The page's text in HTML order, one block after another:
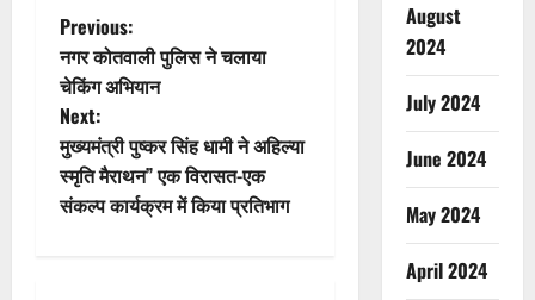
P
o
s
t
Previous:
नगर कोतवाली पुलिस ने चलाया
चेकिंग अभियान
Next:
मुख्यमंत्री पुष्कर सिंह धामी ने अहिल्या
स्मृति मैराथन” एक विरासत-एक
संकल्प कार्यक्रम में किया प्रतिभाग
August
2024
July 2024
June 2024
May 2024
April 2024